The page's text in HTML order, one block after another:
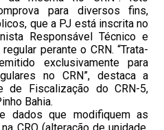
para diversos fins,
que a PJ está inscrita no
Responsável Técnico e
perante o CRN. “Trata-
exclusivamente para
no CRN”, destaca a
de Fiscalização do CRN-5,
Bahia.
dados que modifiquem as